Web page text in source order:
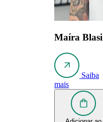
Maíra Blasi
Saiba
mais